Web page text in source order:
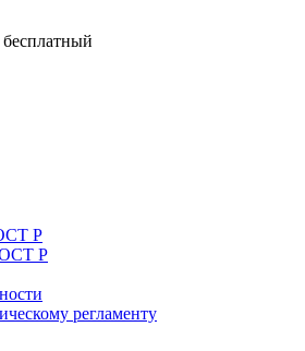
Р
Р
регламенту